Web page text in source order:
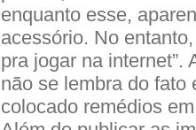
enquanto esse,
acessório. No
pra jogar na internet”.
não se lembra do fato
colocado remédios